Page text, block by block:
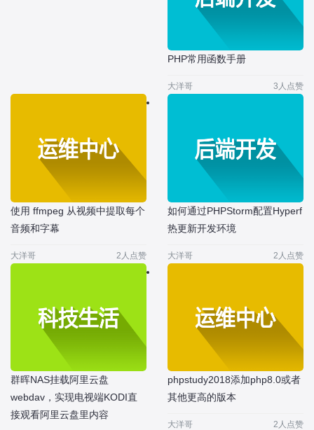
PHP常用函数手册
大洋哥 3人点赞
使用 ffmpeg 从视频中提取每个
音频和字幕
大洋哥 2人点赞
如何通过PHPStorm配置Hyperf
热更新开发环境
大洋哥 2人点赞
群晖NAS挂载阿里云盘
webdav，实现电视端KODI直
接观看阿里云盘里内容
phpstudy2018添加php8.0或者
其他更高的版本
大洋哥 2人点赞